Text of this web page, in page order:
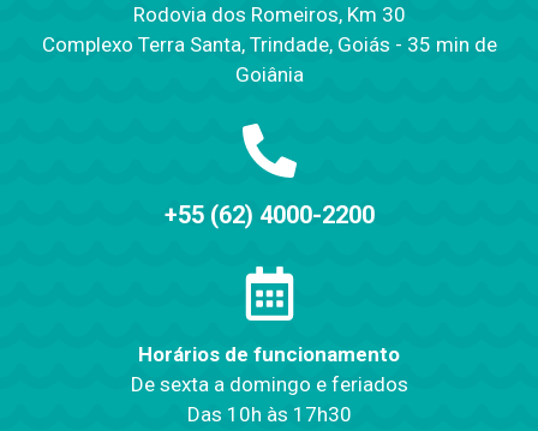
Rodovia dos Romeiros, Km 30
Complexo Terra Santa, Trindade, Goiás - 35 min de
Goiânia
+55 (62) 4000-2200
Horários de funcionamento
De sexta a domingo e feriados
Das 10h às 17h30